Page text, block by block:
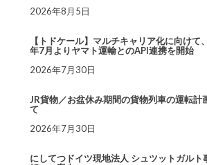
2026年8月5日
【トドケール】マルチキャリア化に向けて
年7月よりヤマト運輸とのAPI連携を開始
2026年7月30日
JR貨物／お盆休み期間の貨物列車の運転計
て
2026年7月30日
にしてつドイツ現地法人 シュツットガルト